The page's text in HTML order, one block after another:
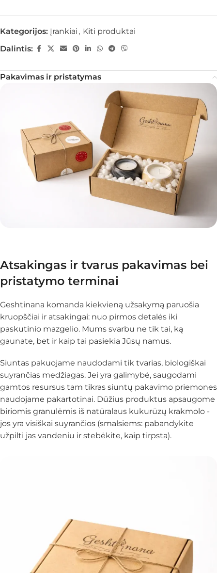
Kategorijos: Įrankiai , Kiti produktai
Dalintis:
Pakavimas ir pristatymas
Atsakingas ir tvarus pakavimas bei
pristatymo terminai
Geshtinana komanda kiekvieną užsakymą paruošia
kruopščiai ir atsakingai: nuo pirmos detalės iki
paskutinio mazgelio. Mums svarbu ne tik tai, ką
gaunate, bet ir kaip tai pasiekia Jūsų namus.
Siuntas pakuojame naudodami tik tvarias, biologiškai
suyrančias medžiagas. Jei yra galimybė, saugodami
gamtos resursus tam tikras siuntų pakavimo priemones
naudojame pakartotinai. Dūžius produktus apsaugome
biriomis granulėmis iš natūralaus kukurūzų krakmolo -
jos yra visiškai suyrančios (smalsiems: pabandykite
užpilti jas vandeniu ir stebėkite, kaip tirpsta).